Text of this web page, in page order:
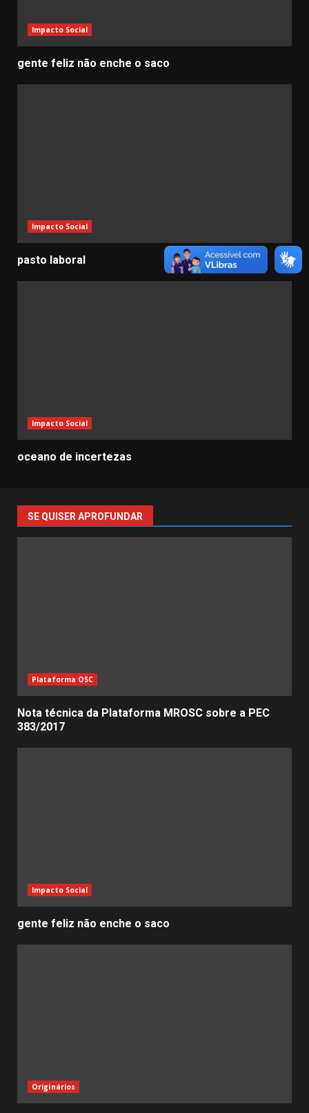
Impacto Social
gente feliz não enche o saco
Impacto Social
pasto laboral
Impacto Social
oceano de incertezas
SE QUISER APROFUNDAR
Plataforma OSC
Nota técnica da Plataforma MROSC sobre a PEC
383/2017
Impacto Social
gente feliz não enche o saco
Originários